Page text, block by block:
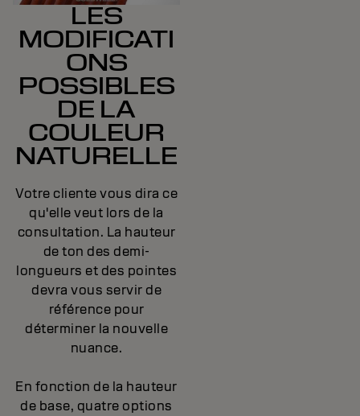
LES
MODIFICATI
ONS
POSSIBLES
DE LA
COULEUR
NATURELLE
Votre cliente vous dira ce
qu'elle veut lors de la
consultation. La hauteur
de ton des demi-
longueurs et des pointes
devra vous servir de
référence pour
déterminer la nouvelle
nuance.
En fonction de la hauteur
de base, quatre options